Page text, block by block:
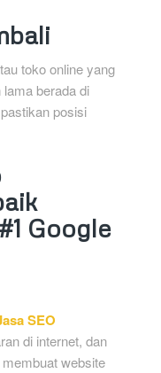
toko online yang
berada di
posisi
Google
SEO
di internet, dan
website